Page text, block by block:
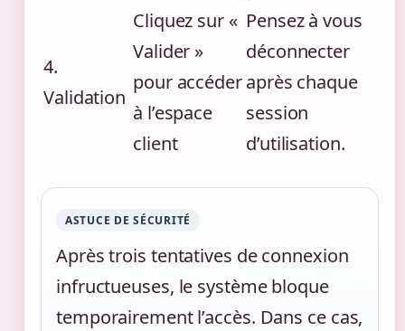
4.
Validation
Cliquez sur «
Valider »
pour accéder
à l’espace
client
Pensez à vous
déconnecter
après chaque
session
d’utilisation.
ASTUCE DE SÉCURITÉ
Après trois tentatives de connexion
infructueuses, le système bloque
temporairement l’accès. Dans ce cas,